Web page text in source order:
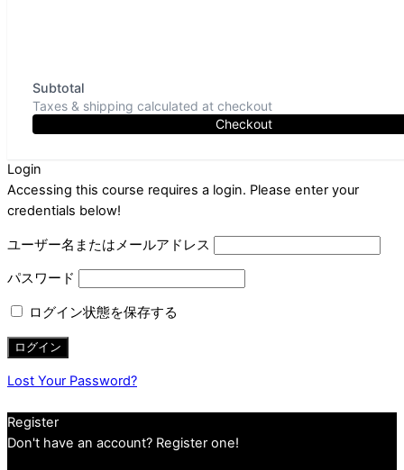
Subtotal
Taxes & shipping calculated at checkout
Checkout
Login
Accessing this course requires a login. Please enter your
credentials below!
ユーザー名またはメールアドレス
パスワード
ログイン状態を保存する
Lost Your Password?
Register
Don't have an account? Register one!